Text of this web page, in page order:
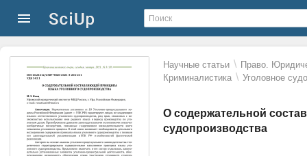
Научные статьи \ Право.
Криминалистика \ Уголовное
О содержательной
судопроизводства